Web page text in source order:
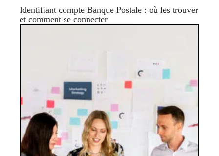
Identifiant compte Banque Postale : où les trouver
et comment se connecter